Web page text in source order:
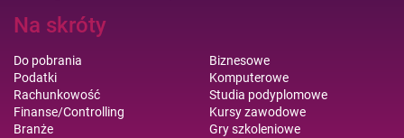
Na skróty
Do pobrania
Podatki
Rachunkowość
Finanse/Controlling
Branże
Biznesowe
Komputerowe
Studia podyplomowe
Kursy zawodowe
Gry szkoleniowe